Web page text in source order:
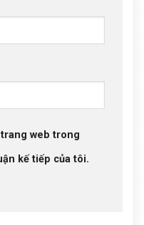
web trong
kế tiếp của tôi.